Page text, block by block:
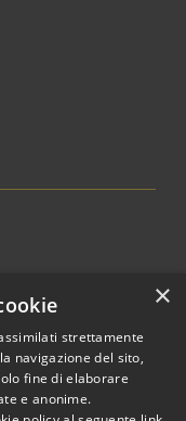
×
strettamente
navigazione del sito,
fine di elaborare
e anonime.